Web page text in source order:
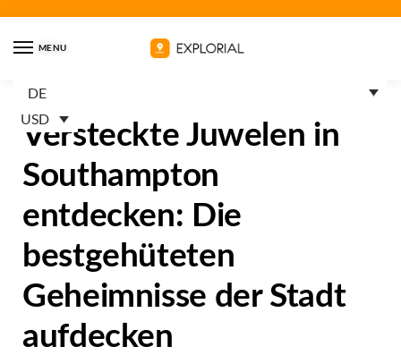
MENU
DE
USD
Versteckte Juwelen in
Southampton
entdecken: Die
bestgehüteten
Geheimnisse der Stadt
aufdecken